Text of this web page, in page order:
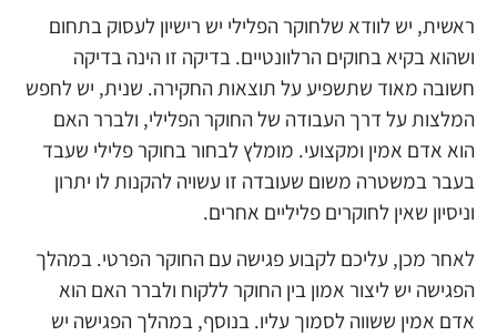
ראשית, יש לוודא שלחוקר הפלילי יש רישיון לעסוק בתחום
ושהוא בקיא בחוקים הרלוונטיים. בדיקה זו הינה בדיקה
חשובה מאוד שתשפיע על תוצאות החקירה. שנית, יש לחפש
המלצות על דרך העבודה של החוקר הפלילי, ולברר האם
הוא אדם אמין ומקצועי. מומלץ לבחור בחוקר פלילי שעבד
בעבר במשטרה משום שעובדה זו עשויה להקנות לו יתרון
וניסיון שאין לחוקרים פליליים אחרים.
לאחר מכן, עליכם לקבוע פגישה עם החוקר הפרטי. במהלך
הפגישה יש ליצור אמון בין החוקר ללקוח ולברר האם הוא
אדם אמין ששווה לסמוך עליו. בנוסף, במהלך הפגישה יש